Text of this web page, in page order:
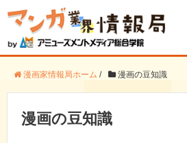
漫画家情報局ホーム / 漫画の豆知識
漫画の豆知識